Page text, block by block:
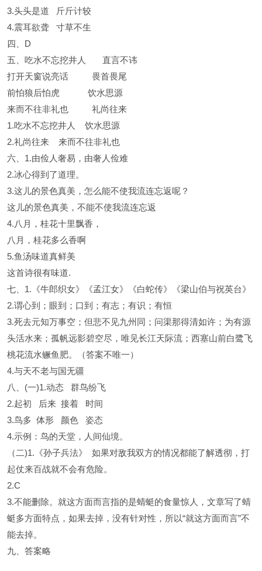
3.头头是道 斤斤计较
4.震耳欲聋 寸草不生
四、D
五、吃水不忘挖井人 直言不讳
打开天窗说亮话 畏首畏尾
前怕狼后怕虎 饮水思源
来而不往非礼也 礼尚往来
1.吃水不忘挖井人 饮水思源
2.礼尚往来 来而不往非礼也
六、1.由俭人奢易，由奢人俭难
2.冰心得到了道理。
3.这儿的景色真美，怎么能不使我流连忘返呢？
这儿的景色真美，不能不使我流连忘返
4.八月，桂花十里飘香，
八月，桂花多么香啊
5.鱼汤味道真鲜美
这首诗很有味道.
七、1.《牛郎织女》《孟江女》《白蛇传》《梁山伯与祝英台》
2.谓心到；眼到；口到；有志；有识；有恒
3.死去元知万事空；但悲不见九州同；问渠那得清如许；为有源
头活水来；孤帆远影碧空尽，唯见长江天际流；西塞山前白鹭飞
桃花流水鳜鱼肥。（答案不唯一）
4.与天不老与国无疆
八、(一)1.动态 群鸟纷飞
2.起初 后来 接着 时间
3.鸟多 体形 颜色 姿态
4.示例：鸟的天堂，人间仙境。
（二)1.《孙子兵法》 如果对敌我双方的情况都能了解透彻，打
起仗来百战就不会有危险。
2.C
3.不能删除。就这方面而言指的是蜻蜓的食量惊人，文章写了蜻
蜓多方面特点，如果去掉，没有针对性，所以“就这方面而言”不
能去掉。
九、答案略